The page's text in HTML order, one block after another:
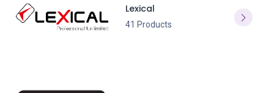
Lexical
41 Products